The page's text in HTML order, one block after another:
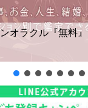
オラクル『無料』